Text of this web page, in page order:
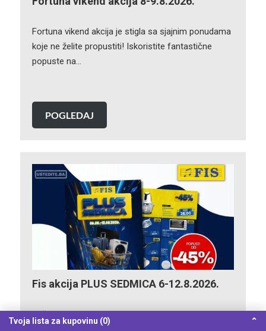
Fortuna vikend akcija je stigla sa sjajnim ponudama
koje ne želite propustiti! Iskoristite fantastične
popuste na…
POGLEDAJ
Fis akcija PLUS SEDMICA 6-12.8.2026.
Stiže Fis PLUS SEDMICA sa super ponudama koje
Tvoja lista za kupovinu (0) ⌃